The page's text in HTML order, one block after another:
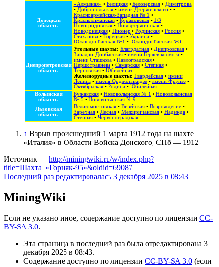
Донецкая
область
«Алмазная» • Белицкая• Белозерская• Димитрова
• Добропольская• имени Дзержинского • •
Красноармейская-Западная № 1 •
Краснолиманская• Кураховская• 1/3
Новогродовская• Новодзержинская•
Новодонецкая• Пионер • Родинская• Россия•
Стаханова• Торецкая• Украина•
Южнодонбасская №1 • Южнодонбасская №3
Днепропетровская
область
Угольные шахты: Благодатная• Днепровская•
Западно-Донбасская• имени Героев космоса•
имени Сташкова• Павлоградская•
Першотравнева• Самарская• Степная•
Терновская• Юбилейная
Железнорудные шахты: Гвардейская• имени
Ленина• имени Орджоникидзе• имени Фрунзе•
Октябрьская• Родина• Юбилейная
Волынская
область
Бужанская• Нововолынская № 1 • Нововолынская
№ 5 • Нововолынская № 9
Львовская
область
Великомостовская• Визейская• Возрождение•
Заречная• Лесная• Межиричанская• Надежда•
Степная• Червоноградская
↑ Взрыв происшедший 1 марта 1912 года на шахте
«Италия» в Области Войска Донского, СПб — 1912
Источник — http://miningwiki.ru/w/index.php?
title=Шахта_«Горняк-95»&oldid=69087
Последний раз редактировалась 3 декабря 2025 в 08:43
MiningWiki
Если не указано иное, содержание доступно по лицензии CC-
BY-SA 3.0.
Эта страница в последний раз была отредактирована 3
декабря 2025 в 08:43.
Содержание доступно по лицензии CC-BY-SA 3.0 (если